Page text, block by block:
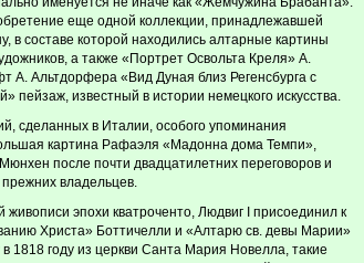
еще одной коллекции, принадлежавшей
в составе которой находились алтарные картины
а также «Портрет Освольта Креля» А.
А. Альтдорфера «Вид Дуная близ Регенсбурга с
пейзаж, известный в истории немецкого искусства.
сделанных в Италии, особого упоминания
картина Рафаэля «Мадонна дома Темпи»,
после почти двадцатилетних переговоров и
владельцев.
эпохи кватроченто, Людвиг I присоединил к
Христа» Боттичелли и «Алтарю св. девы Марии»
1818 году из церкви Санта Мария Новелла, такие